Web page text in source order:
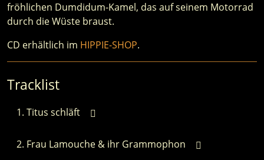
fröhlichen Dumdidum-Kamel, das auf seinem Motorrad
durch die Wüste braust.
CD erhältlich im HIPPIE-SHOP.
Tracklist
Titus schläft
Frau Lamouche & ihr Grammophon